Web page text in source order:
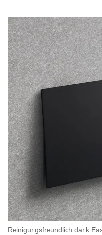
Reinigungsfreundlich dank